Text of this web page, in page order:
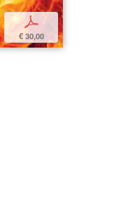
p
€ 30,00